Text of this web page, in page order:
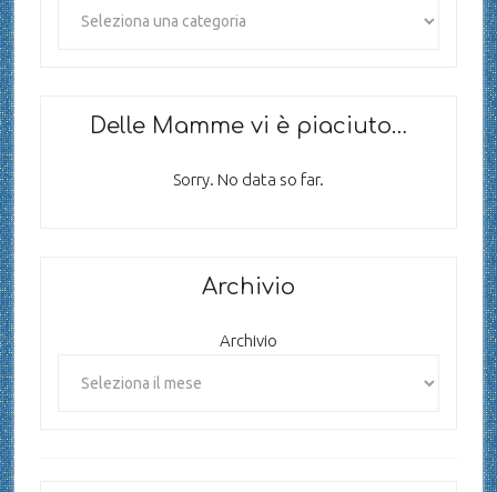
Delle Mamme vi è piaciuto…
Sorry. No data so far.
Archivio
Archivio